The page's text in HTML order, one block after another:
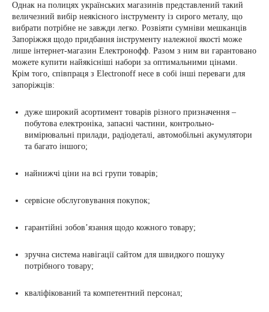
Однак на полицях українських магазинів представлений такий
величезний вибір неякісного інструменту із сирого металу, що
вибрати потрібне не завжди легко. Розвіяти сумніви мешканців
Запоріжжя щодо придбання інструменту належної якості може
лише інтернет-магазин Електронофф. Разом з ним ви гарантовано
можете купити найякісніші набори за оптимальними цінами.
Крім того, співпраця з Еlectronoff несе в собі інші переваги для
запоріжців:
дуже широкий асортимент товарів різного призначення –
побутова електроніка, запасні частини, контрольно-
вимірювальні прилади, радіодеталі, автомобільні акумулятори
та багато іншого;
найнижчі ціни на всі групи товарів;
сервісне обслуговування покупок;
гарантійні зобов’язання щодо кожного товару;
зручна система навігації сайтом для швидкого пошуку
потрібного товару;
кваліфікований та компетентний персонал;